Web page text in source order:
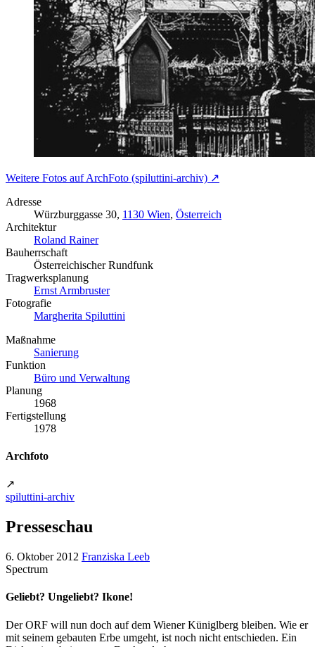
Weitere Fotos auf ArchFoto (spiluttini-archiv) ↗
Adresse
Würzburggasse 30, 1130 Wien, Österreich
Architektur
Roland Rainer
Bauherrschaft
Österreichischer Rundfunk
Tragwerksplanung
Ernst Armbruster
Fotografie
Margherita Spiluttini
Maßnahme
Sanierung
Funktion
Büro und Verwaltung
Planung
1968
Fertigstellung
1978
Archfoto
↗
spiluttini-archiv
Presseschau
6. Oktober 2012 Franziska Leeb
Spectrum
Geliebt? Ungeliebt? Ikone!
Der ORF will nun doch auf dem Wiener Küniglberg bleiben. Wie er
mit seinem gebauten Erbe umgeht, ist noch nicht entschieden. Ein